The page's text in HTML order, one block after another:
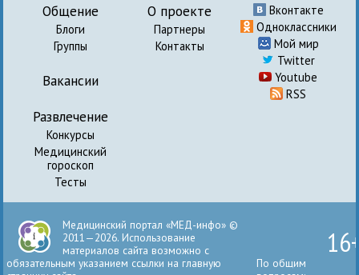
Общение
Блоги
Группы
Вакансии
Развлечение
Конкурсы
Медицинский
гороскоп
Тесты
О проекте
Партнеры
Контакты
Вконтакте
Одноклассники
Мой мир
Twitter
Youtube
RSS
Медицинский портал «МЕД-инфо» ©
2011—2026. Использование
материалов сайта возможно с
обязательным указанием ссылки на главную
По общим